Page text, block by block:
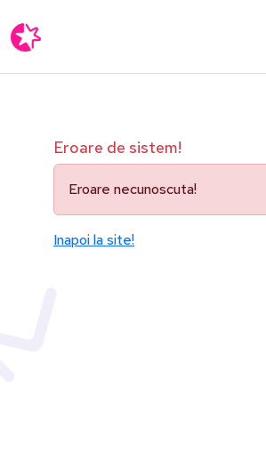
Eroare de sistem!
Eroare necunoscuta!
Inapoi la site!